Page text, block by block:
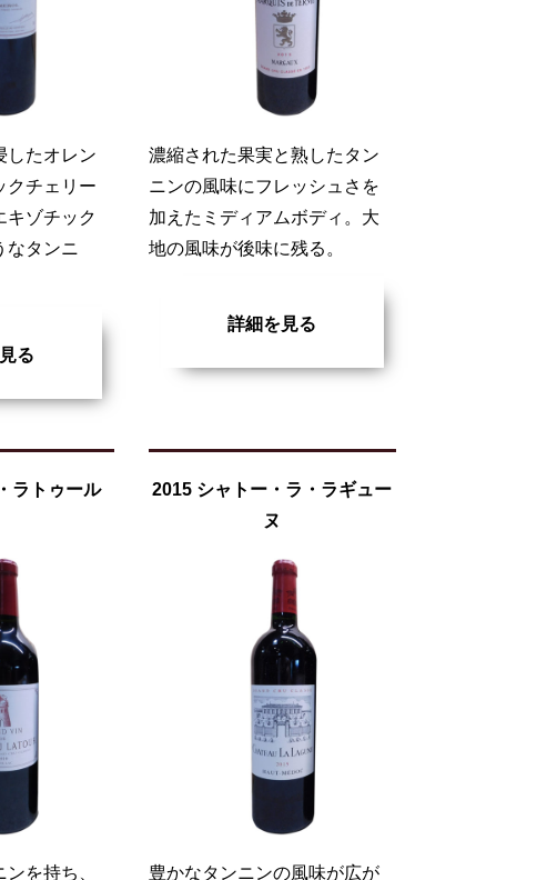
したオレン
クチェリー
キゾチック
なタンニ
る
濃縮された果実と熟したタン
ニンの風味にフレッシュさを
加えたミディアムボディ。大
地の風味が後味に残る。
詳細を見る
ラトゥール
を持ち、
2015 シャトー・ラ・ラギュー
ヌ
豊かなタンニンの風味が広が